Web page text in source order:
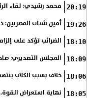
20:19 محمد رشيدي: لقاء
19:26 أمين شباب المصريين:
18:10 الضرائب تؤكد على
18:09 المجلس التصديري: صادرات
18:06 خلاف بسبب الكلاب
18:05 نهاية استعراض